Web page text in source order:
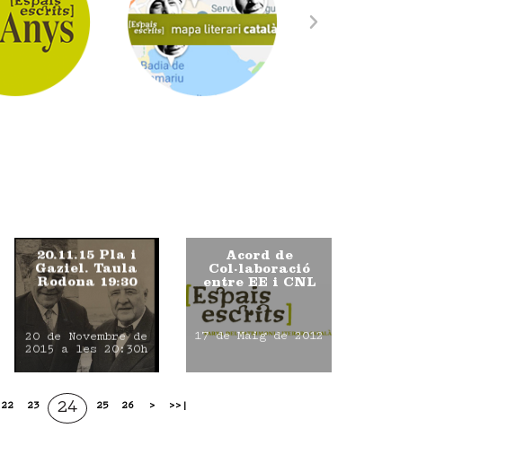
20.11.15 Pla i
Gaziel. Taula
Rodona 19:30
20 de Novembre de
2015 a les 20:30h
Acord de
Col·laboració
entre EE i CNL
17 de Maig de 2012
22 23 24 25 26 > >>|